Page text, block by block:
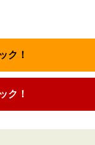
ク！
ク！